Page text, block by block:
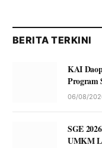
BERITA TERKINI
KAI
Program
06/08/
SGE
UMKM